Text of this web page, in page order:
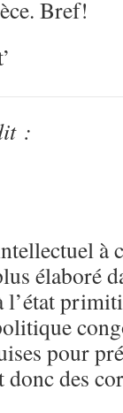
Bref!
:
à
élaboré
l’état
pour
donc des